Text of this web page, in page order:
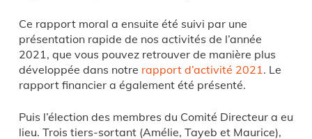
Ce rapport moral a ensuite été suivi par une
présentation rapide de nos activités de l’année
2021, que vous pouvez retrouver de manière plus
développée dans notre rapport d’activité 2021. Le
rapport financier a également été présenté.
Puis l’élection des membres du Comité Directeur a eu
lieu. Trois tiers-sortant (Amélie, Tayeb et Maurice),